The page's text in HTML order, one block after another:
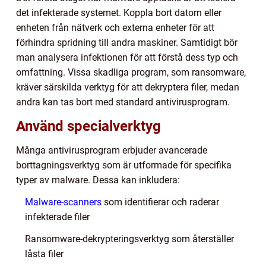
det infekterade systemet. Koppla bort datorn eller
enheten från nätverk och externa enheter för att
förhindra spridning till andra maskiner. Samtidigt bör
man analysera infektionen för att förstå dess typ och
omfattning. Vissa skadliga program, som ransomware,
kräver särskilda verktyg för att dekryptera filer, medan
andra kan tas bort med standard antivirusprogram.
Använd specialverktyg
Många antivirusprogram erbjuder avancerade
borttagningsverktyg som är utformade för specifika
typer av malware. Dessa kan inkludera:
Malware-scanners som identifierar och raderar
infekterade filer
Ransomware-dekrypteringsverktyg som återställer
låsta filer